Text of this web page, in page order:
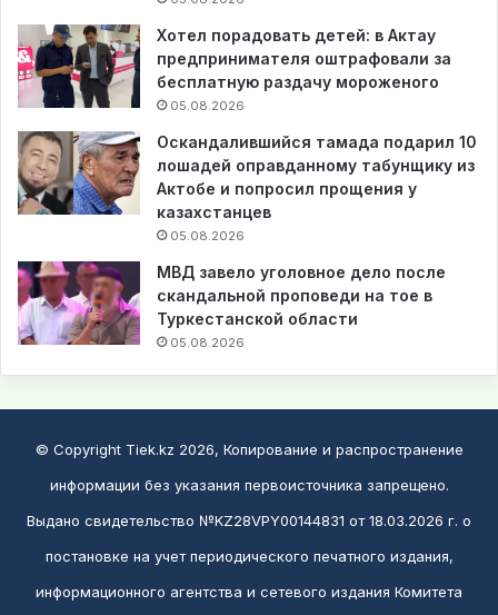
Хотел порадовать детей: в Актау
предпринимателя оштрафовали за
бесплатную раздачу мороженого
05.08.2026
Оскандалившийся тамада подарил 10
лошадей оправданному табунщику из
Актобе и попросил прощения у
казахстанцев
05.08.2026
МВД завело уголовное дело после
скандальной проповеди на тое в
Туркестанской области
05.08.2026
© Copyright Tiek.kz 2026, Копирование и распространение
информации без указания первоисточника запрещено.
Выдано свидетельство №KZ28VPY00144831 от 18.03.2026 г. о
постановке на учет периодического печатного издания,
информационного агентства и сетевого издания Комитета